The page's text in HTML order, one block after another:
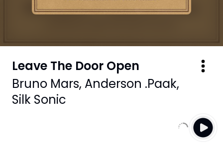
Leave The Door Open
Bruno Mars, Anderson .Paak,
Silk Sonic